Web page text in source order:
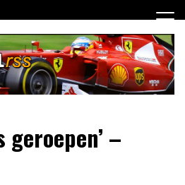
geroepen’ –